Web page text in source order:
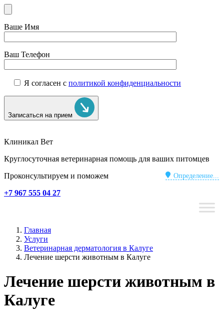
Ваше Имя
Ваш Телефон
Я согласен с политикой конфиденциальности
Записаться на прием
Клиникал Вет
Круглосуточная ветеринарная помощь для ваших питомцев
Определение...
Проконсультируем и поможем
+7 967 555 04 27
Главная
Услуги
Ветеринарная дерматология в Калуге
Лечение шерсти животным в Калуге
Лечение шерсти животным в
Калуге